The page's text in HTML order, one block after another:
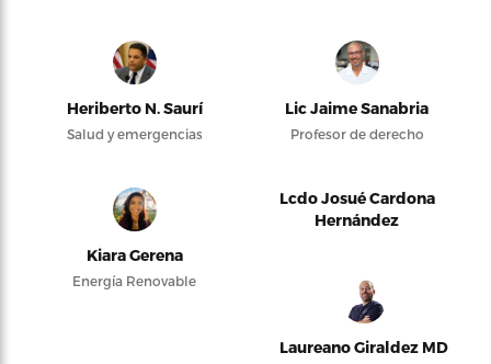
Heriberto N. Saurí
Salud y emergencias
Lic Jaime Sanabria
Profesor de derecho
Kiara Gerena
Energía Renovable
Lcdo Josué Cardona
Hernández
Laureano Giraldez MD